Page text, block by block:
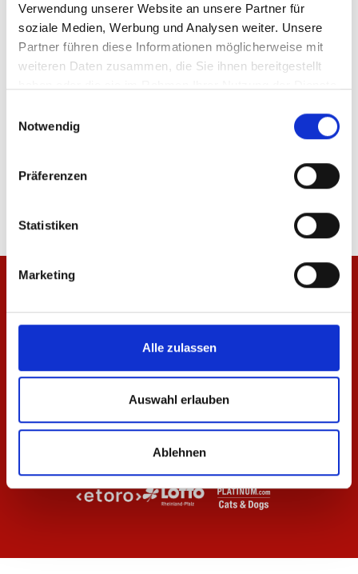
Verwendung unserer Website an unsere Partner für
soziale Medien, Werbung und Analysen weiter. Unsere
Partner führen diese Informationen möglicherweise mit
weiteren Daten zusammen, die Sie ihnen bereitgestellt
Notwendig
Präferenzen
Statistiken
Marketing
Alle zulassen
Auswahl erlauben
Ablehnen
ÄHNLICHE PRODUKTE
64,95 €